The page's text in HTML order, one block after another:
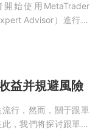
始使用MetaTrader
Advisor）進行自
一些交易未能跟上的
探讨MT4本地跟單漏
益并規避風險
行，然而，關于跟單
，我們将探讨跟單交